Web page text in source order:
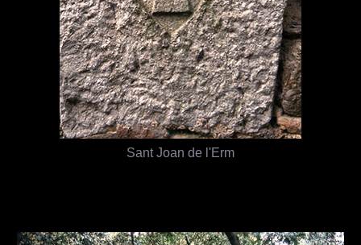
Sant Joan de l'Erm